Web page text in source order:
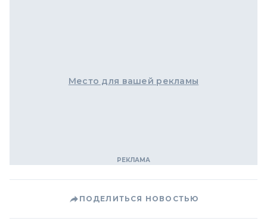
Место для вашей рекламы
ПОДЕЛИТЬСЯ НОВОСТЬЮ